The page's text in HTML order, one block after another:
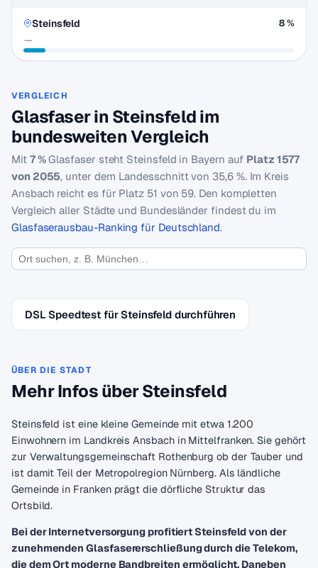
Steinsfeld
—
8 %
VERGLEICH
Glasfaser in Steinsfeld im
bundesweiten Vergleich
Mit 7 %Glasfaser steht Steinsfeld in Bayern auf Platz 1577
von 2055, unter dem Landesschnitt von 35,6 %. Im Kreis
Ansbach reicht es für Platz 51 von 59. Den kompletten
Vergleich aller Städte und Bundesländer findest du im
Glasfaserausbau-Ranking für Deutschland.
DSL Speedtest für Steinsfeld durchführen
ÜBER DIE STADT
Mehr Infos über Steinsfeld
Steinsfeld ist eine kleine Gemeinde mit etwa 1.200
Einwohnern im Landkreis Ansbach in Mittelfranken. Sie gehört
zur Verwaltungsgemeinschaft Rothenburg ob der Tauber und
ist damit Teil der Metropolregion Nürnberg. Als ländliche
Gemeinde in Franken prägt die dörfliche Struktur das
Ortsbild.
Bei der Internetversorgung profitiert Steinsfeld von der
zunehmenden Glasfasererschließung durch die Telekom,
die dem Ort moderne Bandbreiten ermöglicht. Daneben